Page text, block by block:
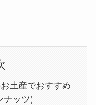
土産でおすすめ
ナッツ)